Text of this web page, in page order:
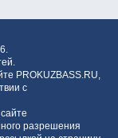
PROKUZBASS.RU,
с
разрешения